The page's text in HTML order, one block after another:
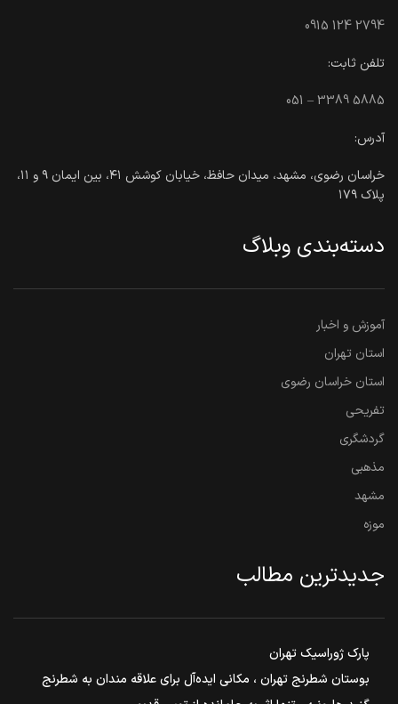
0915 124 2794
تلفن ثابت:
051 – 3389 5885
آدرس:
خراسان رضوی، مشهد، میدان حافظ، خیابان کوشش ۴۱، بین ایمان ۹ و ۱۱،
پلاک ۱۷۹
دسته‌بندی وبلاگ
آموزش و اخبار
استان تهران
استان خراسان رضوی
تفریحی
گردشگری
مذهبی
مشهد
موزه
جدیدترین مطالب
پارک ژوراسیک تهران
بوستان شطرنج تهران ، مکانی ایده‌آل برای علاقه مندان به شطرنج